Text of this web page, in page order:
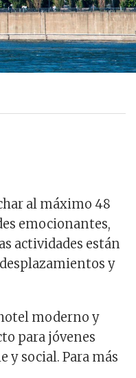
al máximo 48
emocionantes,
actividades están
y
moderno y
para jóvenes
y social. Para más